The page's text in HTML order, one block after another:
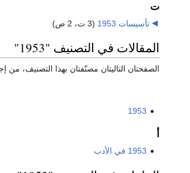
ت
تأسيسات 1953 (3 ت، 2 ص)
المقالات في التصنيف "1953"
الصفحتان التاليتان مصنّفتان بهذا التصنيف، من
1953
1953 في الأدب